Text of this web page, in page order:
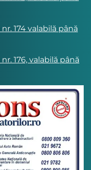
nr. 174 valabilă până
nr. 176, valabilă până